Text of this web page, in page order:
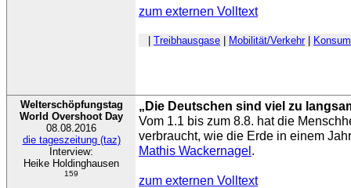
zum externen Volltext
Treibhausgase Mobilität/Verkehr|
Welterschöpfungstag
World Overshoot Day
08.08.2016
die tageszeitung (taz)
Interview:
Heike Holdinghausen
159
„Die Deutschen sind viel zu
Vom 1.1 bis zum 8.8. hat die
verbraucht, wie die Erde in einem
Mathis Wackernagel.
zum externen Volltext